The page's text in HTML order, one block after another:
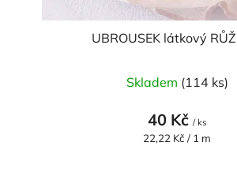
UBROUSEK látkový
Skladem (114 ks)
40 Kč / ks
Měrná
22,22 Kč / 1 m